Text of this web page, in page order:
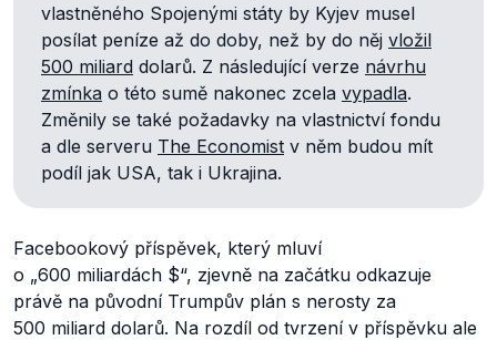
vlastněného Spojenými státy by Kyjev musel
posílat peníze až do doby, než by do něj vložil
500 miliard dolarů. Z následující verze návrhu
zmínka o této sumě nakonec zcela vypadla.
Změnily se také požadavky na vlastnictví fondu
a dle serveru The Economist v něm budou mít
podíl jak USA, tak i Ukrajina.
Facebookový příspěvek, který mluví
o „600 miliardách $“, zjevně na začátku odkazuje
právě na původní Trumpův plán s nerosty za
500 miliard dolarů. Na rozdíl od tvrzení v příspěvku ale